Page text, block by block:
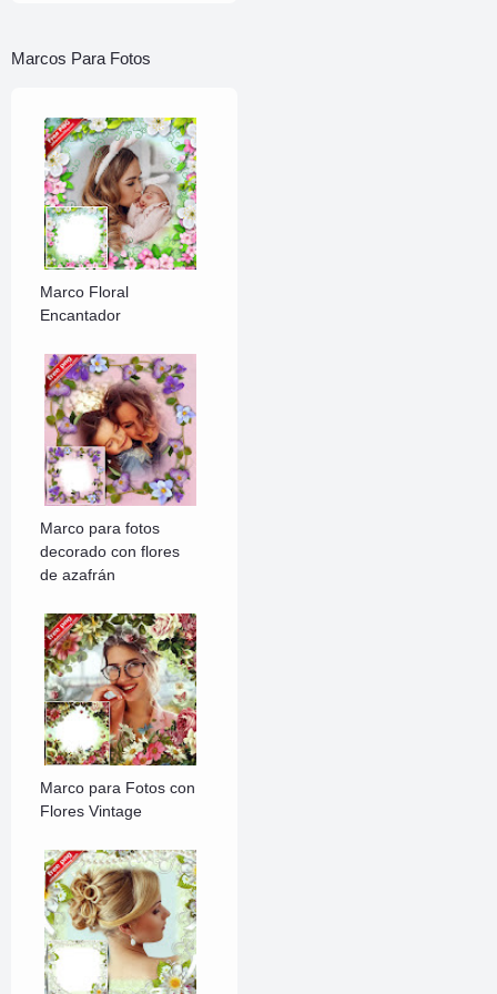
Marcos Para Fotos
Marco Floral
Encantador
Marco para fotos
decorado con flores
de azafrán
Marco para Fotos con
Flores Vintage